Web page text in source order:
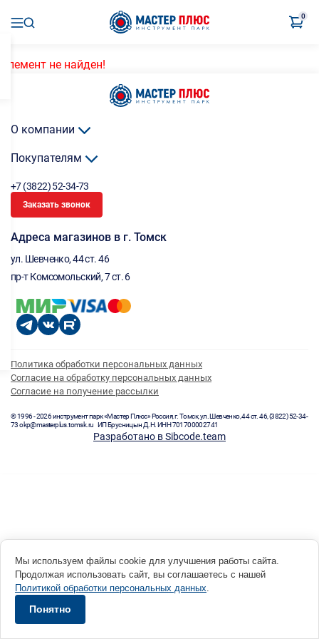
0
Элемент не найден!
О компании
Покупателям
+7 (3822) 52-34-73
Заказать звонок
Адреса магазинов в г. Томск
ул. Шевченко, 44 ст. 46
пр-т Комсомольский, 7 ст. 6
Политика обработки персональных данных
Согласие на обработку персональных данных
Согласие на получение рассылки
© 1996 - 2026 инструмент парк «Мастер Плюс» Россия, г. Томск, ул. Шевченко, 44 ст. 46, (3822) 52-34-
73 okp@masterplus.tomsk.ru ИП Брусницын Д.Н. ИНН 701700002741
Разработано в Sibcode.team
Мы используем файлы cookie для улучшения работы сайта.
Продолжая использовать сайт, вы соглашаетесь с нашей
Политикой обработки персональных данных.
Понятно